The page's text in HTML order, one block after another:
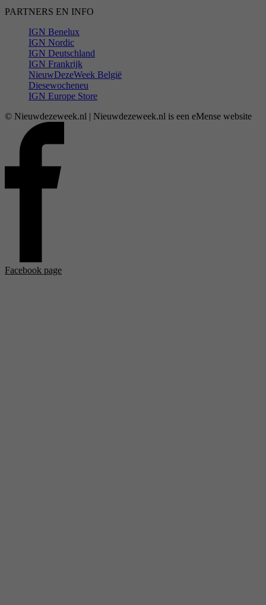
PARTNERS EN INFO
IGN Benelux
IGN Nordic
IGN Deutschland
IGN Frankrijk
NieuwDezeWeek België
Diesewocheneu
IGN Europe Store
© Nieuwdezeweek.nl | Nieuwdezeweek.nl is een eMense website
Facebook page